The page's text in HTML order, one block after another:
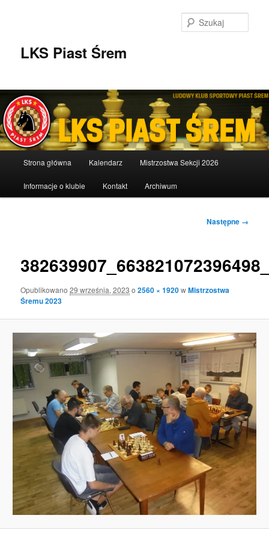
LKS Piast Śrem
Strona główna Kalendarz Mistrzostwa Sekcji 2026
Informacje o klubie Kontakt Archiwum
Nawigacja
Następne →
Opublikowano29 września, 2023 o2560 × 1920wMistrzostwa
Śremu 2023